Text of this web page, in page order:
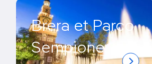
Brera et Parco
Sempione